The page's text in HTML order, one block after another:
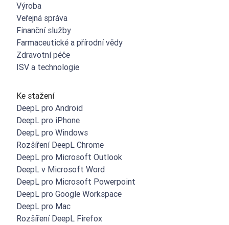
Výroba
Veřejná správa
Finanční služby
Farmaceutické a přírodní vědy
Zdravotní péče
ISV a technologie
Ke stažení
DeepL pro Android
DeepL pro iPhone
DeepL pro Windows
Rozšíření DeepL Chrome
DeepL pro Microsoft Outlook
DeepL v Microsoft Word
DeepL pro Microsoft Powerpoint
DeepL pro Google Workspace
DeepL pro Mac
Rozšíření DeepL Firefox